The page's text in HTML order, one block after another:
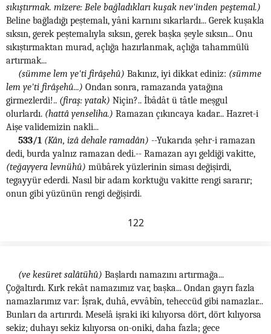
sıkıştırmak. mîzere: Bele bağladıkları kuşak nev'inden peştemal.)
Beline bağladığı peştemalı, yâni karnını sıkarlardı... Gerek kuşakla
sıksın, gerek peştemalıyla sıksın, gerek başka şeyle sıksın... Onu
sıkıştırmaktan murad, açlığa hazırlanmak, açlığa tahammülü
artırmak...
(sümme lem ye'ti firâşehû) Bakınız, iyi dikkat ediniz: (sümme
lem ye'ti firâşehû...) Ondan sonra, ramazanda yatağına
girmezlerdi!.. (firaş: yatak) Niçin?.. İbâdât ü tâtle meşgul
olurlardı. (hattâ yenseliha.) Ramazan çıkıncaya kadar... Hazret-i
Aişe validemizin nakli...
533/1 (Kân, izâ dehale ramadân) --Yukarıda şehr-i ramazan
dedi, burda yalnız ramazan dedi.-- Ramazan ayı geldiği vakitte,
(teğayyera levnühû) mübârek yüzlerinin siması değişirdi,
tegayyür ederdi. Nasıl bir adam korktuğu vakitte rengi sararır;
onun gibi yüzünün rengi değişirdi.
122
(ve kesüret salâtühû) Başlardı namazını artırmağa...
Çoğaltırdı. Kırk rekât namazımız var, başka... Ondan gayrı fazla
namazlarımız var: İşrak, duhâ, evvâbîn, teheccüd gibi namazlar...
Bunları da artırırdı. Meselâ işraki iki kılıyorsa dört, dört kılıyorsa
sekiz; duhayı sekiz kılıyorsa on-oniki, daha fazla; gece